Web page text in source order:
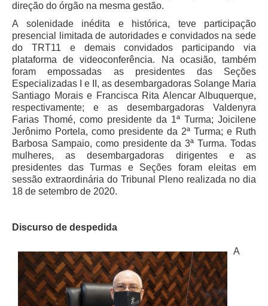
Comitê de Segurança Permanente
Comitê de Combate ao Trabalho Infantil e de Estímulo à
Aprendizagem
Comitê de Incentivo à Participação Institucional Feminina
no âmbito do TRT-11
Comitê de Prevenção e Enfrentamento do Assédio
Moral, do Assédio Sexual e da Discriminação
Comissão Permanente de Gestão Socioambiental
Comitê Gestor do Plano de Contratações e Aquisições
no Âmbito do TRT11
Grupo Operacional do Centro de Inteligência
Comitê de Equidade de Raça, Gênero e Diversidade
Comissão de Justiça Itinerante
Automação e IA
Governança
direção do órgão na mesma gestão.
A solenidade inédita e histórica, teve participação
presencial limitada de autoridades e convidados na sede
do TRT11 e demais convidados participando via
plataforma de videoconferência. Na ocasião, também
foram empossadas as presidentes das Seções
Especializadas I e II, as desembargadoras Solange Maria
Santiago Morais e Francisca Rita Alencar Albuquerque,
respectivamente; e as desembargadoras Valdenyra
Farias Thomé, como presidente da 1ª Turma; Joicilene
Jerônimo Portela, como presidente da 2ª Turma; e Ruth
Barbosa Sampaio, como presidente da 3ª Turma. Todas
mulheres, as desembargadoras dirigentes e as
presidentes das Turmas e Seções foram eleitas em
sessão extraordinária do Tribunal Pleno realizada no dia
18 de setembro de 2020.
Discurso de despedida
A